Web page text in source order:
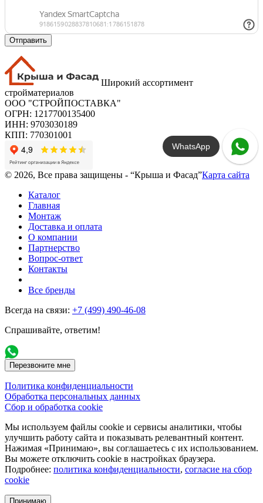
Отправить
Широкий ассортимент
стройматериалов
ООО "СТРОЙПОСТАВКА"
ОГРН: 1217700135400
ИНН: 9703030189
КПП: 770301001
© 2026, Все права защищены - “Крыша и Фасад”Карта сайта
Каталог
Главная
Монтаж
Доставка и оплата
О компании
Партнерство
Вопрос-ответ
Контакты
Все бренды
Всегда на связи: +7 (499) 490-46-08
Спрашивайте, ответим!
Перезвоните мне
Политика конфиденциальности
Обработка персональных данных
Сбор и обработка cookie
Мы используем файлы cookie и сервисы аналитики, чтобы
улучшить работу сайта и показывать релевантный контент.
Нажимая «Принимаю», вы соглашаетесь с их использованием.
Вы можете отключить cookie в настройках браузера.
Подробнее: политика конфиденциальности, согласие на сбор
cookie
Принимаю
WhatsApp